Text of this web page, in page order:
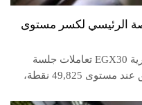
الرئيسي لكسر مستوى
أنهى المؤشر الرئيسي للبورصة المصرية EGX30 تعاملات جلسة